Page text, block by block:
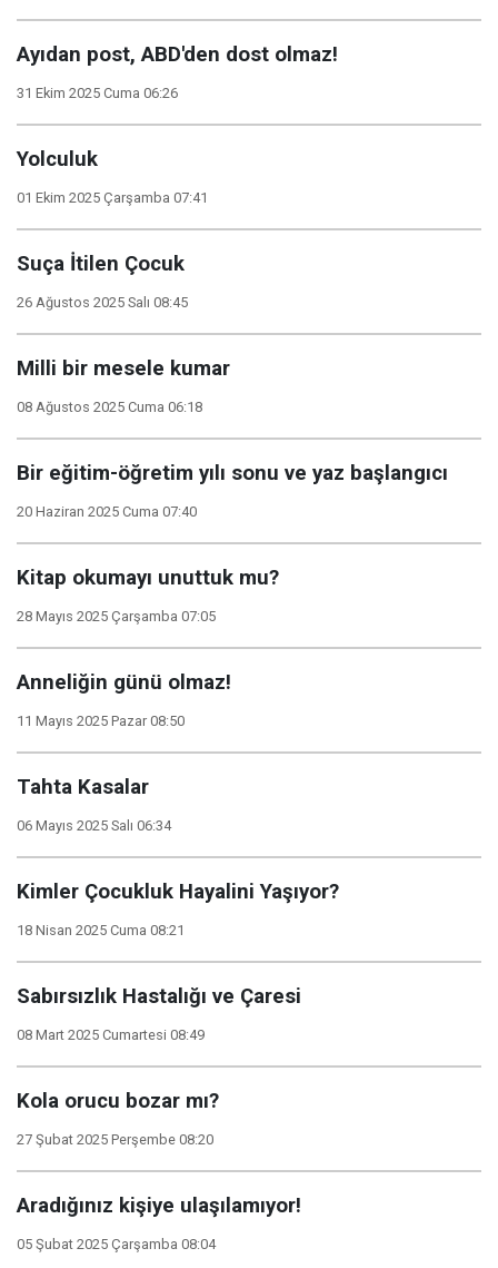
Ayıdan post, ABD'den dost olmaz!
31 Ekim 2025 Cuma 06:26
Yolculuk
01 Ekim 2025 Çarşamba 07:41
Suça İtilen Çocuk
26 Ağustos 2025 Salı 08:45
Milli bir mesele kumar
08 Ağustos 2025 Cuma 06:18
Bir eğitim-öğretim yılı sonu ve yaz başlangıcı
20 Haziran 2025 Cuma 07:40
Kitap okumayı unuttuk mu?
28 Mayıs 2025 Çarşamba 07:05
Anneliğin günü olmaz!
11 Mayıs 2025 Pazar 08:50
Tahta Kasalar
06 Mayıs 2025 Salı 06:34
Kimler Çocukluk Hayalini Yaşıyor?
18 Nisan 2025 Cuma 08:21
Sabırsızlık Hastalığı ve Çaresi
08 Mart 2025 Cumartesi 08:49
Kola orucu bozar mı?
27 Şubat 2025 Perşembe 08:20
Aradığınız kişiye ulaşılamıyor!
05 Şubat 2025 Çarşamba 08:04